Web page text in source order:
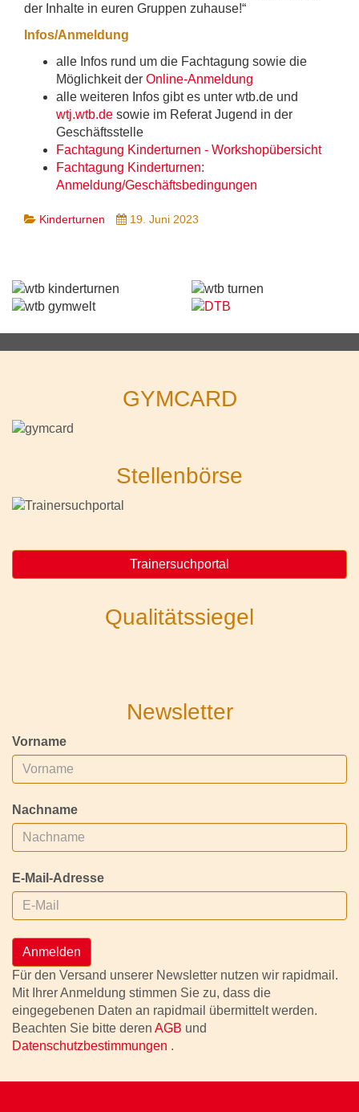
der Inhalte in euren Gruppen zuhause!“
Infos/Anmeldung
alle Infos rund um die Fachtagung sowie die
Möglichkeit der Online-Anmeldung
alle weiteren Infos gibt es unter wtb.de und
wtj.wtb.de sowie im Referat Jugend in der
Geschäftsstelle
Fachtagung Kinderturnen - Workshopübersicht
Fachtagung Kinderturnen:
Anmeldung/Geschäftsbedingungen
Kinderturnen 19. Juni 2023
GYMCARD
Stellenbörse
Trainersuchportal
Qualitätssiegel
Newsletter
Vorname
Nachname
E-Mail-Adresse
Anmelden
Für den Versand unserer Newsletter nutzen wir rapidmail.
Mit Ihrer Anmeldung stimmen Sie zu, dass die
eingegebenen Daten an rapidmail übermittelt werden.
Beachten Sie bitte deren AGB und
Datenschutzbestimmungen .